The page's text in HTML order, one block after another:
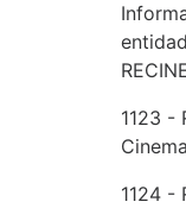
1123 -
1124 -